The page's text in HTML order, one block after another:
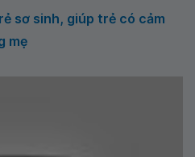
sơ sinh, giúp trẻ có cảm
mẹ